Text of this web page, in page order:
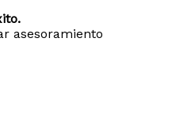
asesoramiento